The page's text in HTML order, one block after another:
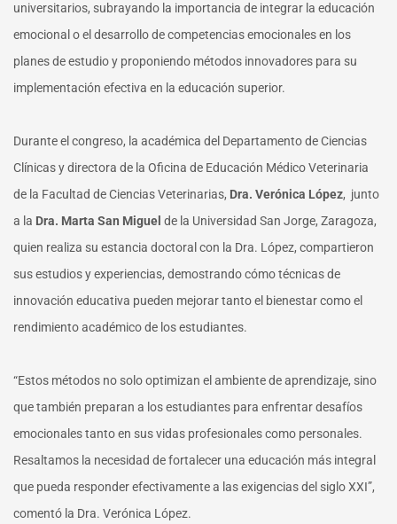
universitarios, subrayando la importancia de integrar la educación
emocional o el desarrollo de competencias emocionales en los
planes de estudio y proponiendo métodos innovadores para su
implementación efectiva en la educación superior.
Durante el congreso, la académica del Departamento de Ciencias
Clínicas y directora de la Oficina de Educación Médico Veterinaria
de la Facultad de Ciencias Veterinarias, Dra. Verónica López, junto
a la Dra. Marta San Miguel de la Universidad San Jorge, Zaragoza,
quien realiza su estancia doctoral con la Dra. López, compartieron
sus estudios y experiencias, demostrando cómo técnicas de
innovación educativa pueden mejorar tanto el bienestar como el
rendimiento académico de los estudiantes.
“Estos métodos no solo optimizan el ambiente de aprendizaje, sino
que también preparan a los estudiantes para enfrentar desafíos
emocionales tanto en sus vidas profesionales como personales.
Resaltamos la necesidad de fortalecer una educación más integral
que pueda responder efectivamente a las exigencias del siglo XXI”,
comentó la Dra. Verónica López.